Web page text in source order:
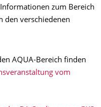
zum Bereich
den verschiedenen
AQUA-Bereich finden
vom